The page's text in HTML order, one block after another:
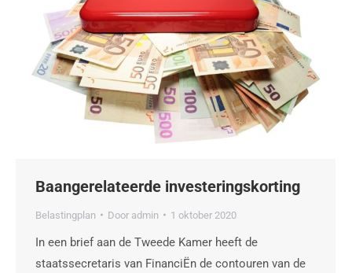
Baangerelateerde investeringskorting
Belastingplan Door admin 1 oktober 2020
In een brief aan de Tweede Kamer heeft de
staatssecretaris van FinanciËn de contouren van de